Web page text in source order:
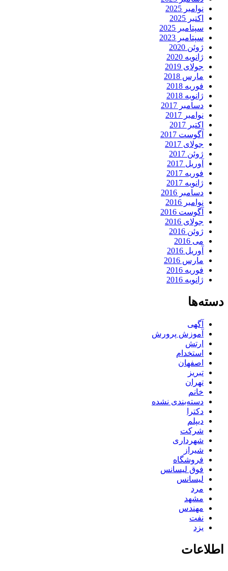
نوامبر 2025
اکتبر 2025
سپتامبر 2025
سپتامبر 2023
ژوئن 2020
ژانویه 2020
جولای 2019
مارس 2018
فوریه 2018
ژانویه 2018
دسامبر 2017
نوامبر 2017
اکتبر 2017
آگوست 2017
جولای 2017
ژوئن 2017
آوریل 2017
فوریه 2017
ژانویه 2017
دسامبر 2016
نوامبر 2016
آگوست 2016
جولای 2016
ژوئن 2016
می 2016
آوریل 2016
مارس 2016
فوریه 2016
ژانویه 2016
دسته‌ها
آگهی
آموزش پرورش
ارتش
استخدام
اصفهان
تبریز
تهران
خانم
دسته‌بندی نشده
دکترا
دیپلم
شرکت
شهرداری
شیراز
فروشگاه
فوق لیسانس
لیسانس
مرد
مشهد
مهندس
نفت
یزد
اطلاعات